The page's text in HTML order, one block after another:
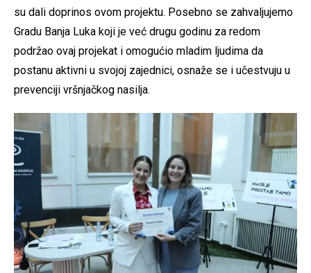
su dali doprinos ovom projektu. Posebno se zahvaljujemo
Gradu Banja Luka koji je već drugu godinu za redom
podržao ovaj projekat i omogućio mladim ljudima da
postanu aktivni u svojoj zajednici, osnaže se i učestvuju u
prevenciji vršnjačkog nasilja.